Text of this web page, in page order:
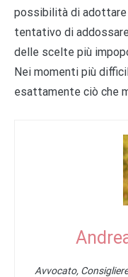
possibilità di
tentativo di
delle scelte più
Nei momenti più
esattamente ciò che
Avvocato,